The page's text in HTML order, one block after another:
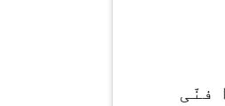
گیتاں دا فنّی